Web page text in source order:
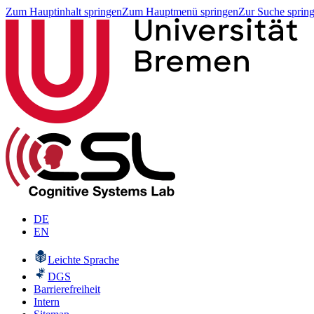
Zum Hauptinhalt springenZum Hauptmenü springenZur Suche
DE
EN
Leichte Sprache
DGS
Barrierefreiheit
Intern